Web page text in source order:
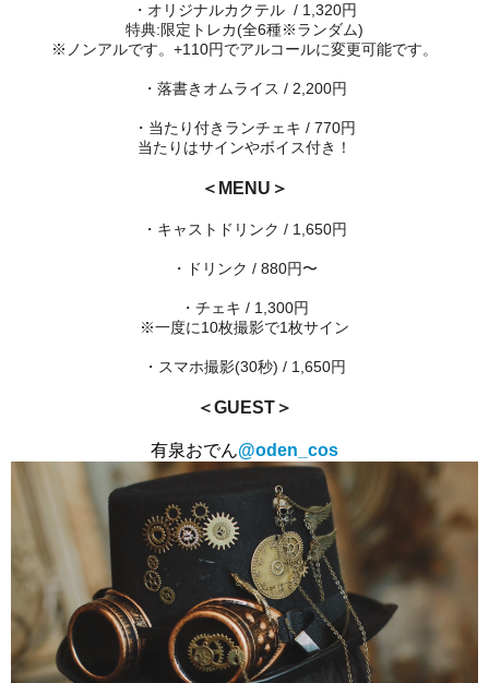
・オリジナルカクテル / 1,320円
特典:限定トレカ(全6種※ランダム)
※ノンアルです。+110円でアルコールに変更可能です。
・落書きオムライス / 2,200円
・当たり付きランチェキ / 770円
当たりはサインやボイス付き！
＜MENU＞
・キャストドリンク / 1,650円
・ドリンク / 880円〜
・チェキ / 1,300円
※一度に10枚撮影で1枚サイン
・スマホ撮影(30秒) / 1,650円
＜GUEST＞
有泉おでん@oden_cos